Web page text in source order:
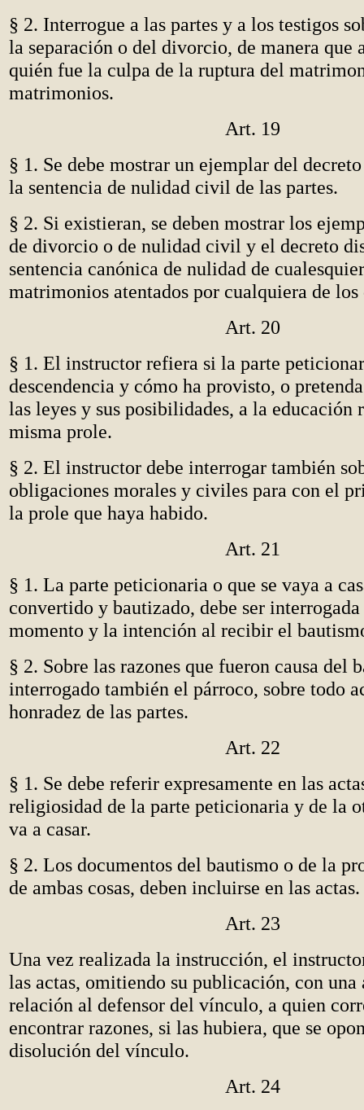
§ 2. Interrogue a las partes y a los testigos
la separación o del divorcio, de manera que
quién fue la culpa de la ruptura del
matrimonios.
Art. 19
§ 1. Se debe mostrar un ejemplar del
la sentencia de nulidad civil de las partes.
§ 2. Si existieran, se deben mostrar los
de divorcio o de nulidad civil y el decreto
sentencia canónica de nulidad de
matrimonios atentados por cualquiera de los
Art. 20
§ 1. El instructor refiera si la parte
descendencia y cómo ha provisto, o
las leyes y sus posibilidades, a la educación
misma prole.
§ 2. El instructor debe interrogar también
obligaciones morales y civiles para con el
la prole que haya habido.
Art. 21
§ 1. La parte peticionaria o que se vaya a
convertido y bautizado, debe ser
momento y la intención al recibir el
§ 2. Sobre las razones que fueron causa del
interrogado también el párroco, sobre todo
honradez de las partes.
Art. 22
§ 1. Se debe referir expresamente en las
religiosidad de la parte peticionaria y de la
va a casar.
§ 2. Los documentos del bautismo o de la
de ambas cosas, deben incluirse en las actas.
Art. 23
Una vez realizada la instrucción, el
las actas, omitiendo su publicación, con una
relación al defensor del vínculo, a quien
encontrar razones, si las hubiera, que se
disolución del vínculo.
Art. 24